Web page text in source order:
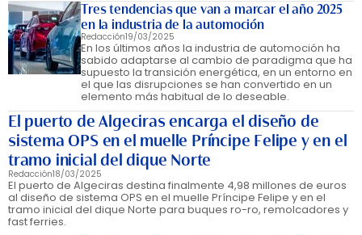
Tres tendencias que van a marcar el año 2025
en la industria de la automoción
Redacción19/03/2025
En los últimos años la industria de automoción ha
sabido adaptarse al cambio de paradigma que ha
supuesto la transición energética, en un entorno en
el que las disrupciones se han convertido en un
elemento más habitual de lo deseable.
El puerto de Algeciras encarga el diseño de
sistema OPS en el muelle Príncipe Felipe y en el
tramo inicial del dique Norte
Redacción18/03/2025
El puerto de Algeciras destina finalmente 4,98 millones de euros
al diseño de sistema OPS en el muelle Príncipe Felipe y en el
tramo inicial del dique Norte para buques ro-ro, remolcadores y
fast ferries.